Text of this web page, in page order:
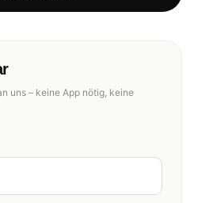
uns – keine App nötig, keine